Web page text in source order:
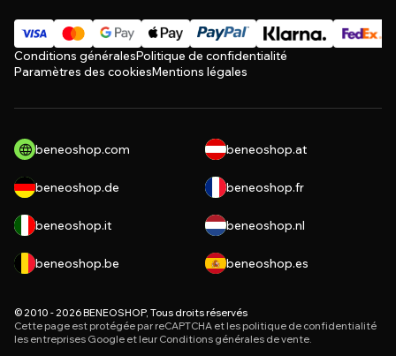
Conditions généralesPolitique de confidentialité
Paramètres des cookiesMentions légales
beneoshop.com beneoshop.at
beneoshop.de beneoshop.fr
beneoshop.it beneoshop.nl
beneoshop.be beneoshop.es
© 2010 - 2026 BENEOSHOP, Tous droits réservés
Cette page est protégée par reCAPTCHA et les politique de confidentialité
les entreprises Google et leur Conditions générales de vente.